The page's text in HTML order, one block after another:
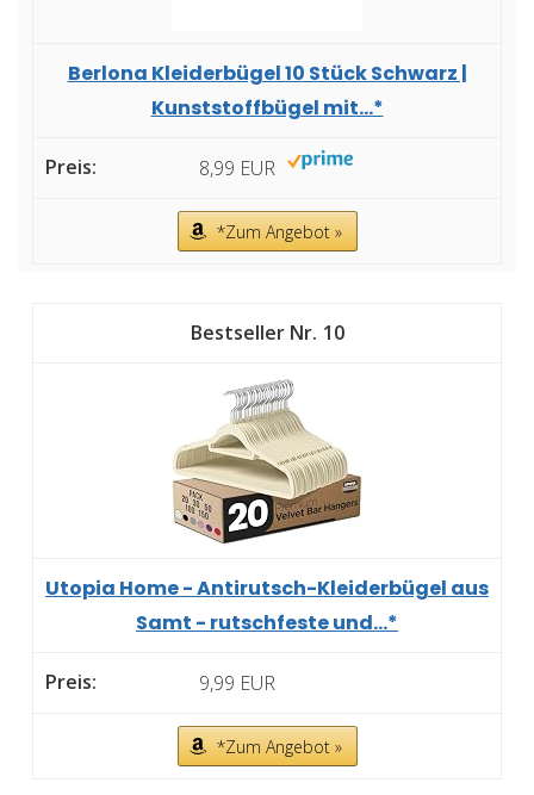
Berlona Kleiderbügel 10 Stück Schwarz |
Kunststoffbügel mit...*
8,99 EUR
*Zum Angebot »
10
Utopia Home - Antirutsch-Kleiderbügel aus
Samt - rutschfeste und...*
9,99 EUR
*Zum Angebot »